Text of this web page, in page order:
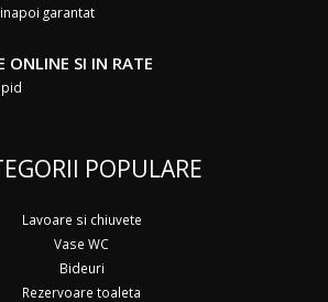
garantat
ONLINE SI IN RATE
POPULARE
Lavoare si chiuvete
Vase WC
Bideuri
Rezervoare toaleta